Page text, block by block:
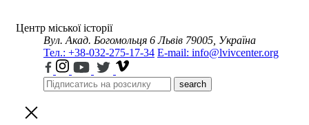
Центр міської історії
Вул. Акад. Богомольця 6 Львів 79005, Україна
Тел.: +38-032-275-17-34 E-mail: info@lvivcenter.org
search